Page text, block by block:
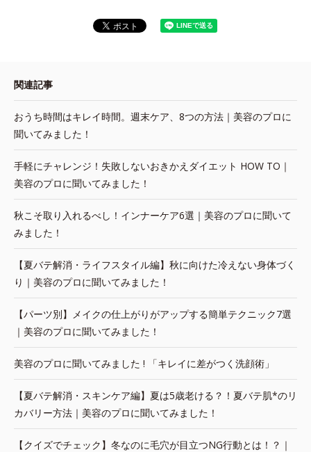
関連記事
おうち時間はキレイ時間。週末ケア、8つの方法｜美容のプロに
聞いてみました！
手軽にチャレンジ！失敗しないおきかえダイエット HOW TO｜
美容のプロに聞いてみました！
秋こそ取り入れるべし！インナーケア6選｜美容のプロに聞いて
みました！
【夏バテ解消・ライフスタイル編】秋に向けた冷えない身体づく
り｜美容のプロに聞いてみました！
【パーツ別】メイクの仕上がりがアップする簡単テクニック7選
｜美容のプロに聞いてみました！
美容のプロに聞いてみました ! 「キレイに差がつく洗顔術」
【夏バテ解消・スキンケア編】夏は5歳老ける？！夏バテ肌*のリ
カバリー方法｜美容のプロに聞いてみました！
【クイズでチェック】冬なのに毛穴が目立つNG行動とは！？｜